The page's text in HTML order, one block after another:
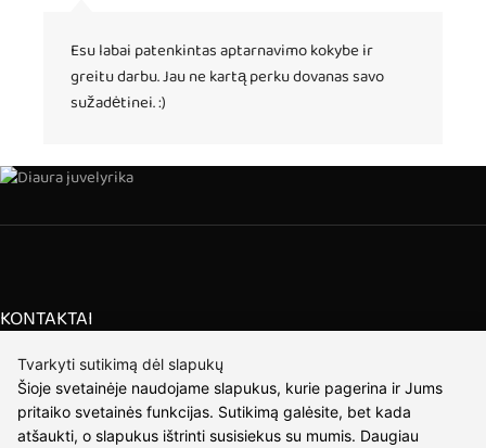
Esu labai patenkintas aptarnavimo kokybe ir
greitu darbu. Jau ne kartą perku dovanas savo
sužadėtinei. :)
KONTAKTAI
Tel. nr.:+37061588580
El. paštas:info@diaura.lt
Tvarkyti sutikimą dėl slapukų
Šioje svetainėje naudojame slapukus, kurie pagerina ir Jums
pritaiko svetainės funkcijas. Sutikimą galėsite, bet kada
atšaukti, o slapukus ištrinti susisiekus su mumis. Daugiau